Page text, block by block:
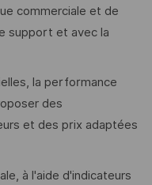
commerciale et de
support et avec la
la performance
des
et des prix adaptées
à l'aide d'indicateurs